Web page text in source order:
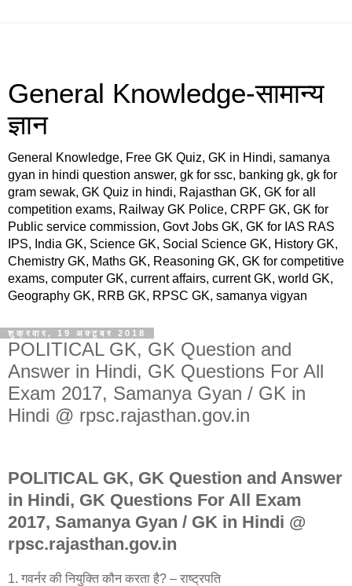
General Knowledge-सामान्य
ज्ञान
General Knowledge, Free GK Quiz, GK in Hindi, samanya
gyan in hindi question answer, gk for ssc, banking gk, gk for
gram sewak, GK Quiz in hindi, Rajasthan GK, GK for all
competition exams, Railway GK Police, CRPF GK, GK for
Public service commission, Govt Jobs GK, GK for IAS RAS
IPS, India GK, Science GK, Social Science GK, History GK,
Chemistry GK, Maths GK, Reasoning GK, GK for competitive
exams, computer GK, current affairs, current GK, world GK,
Geography GK, RRB GK, RPSC GK, samanya vigyan
शुक्रवार, 19 अक्टूबर 2018
POLITICAL GK, GK Question and
Answer in Hindi, GK Questions For All
Exam 2017, Samanya Gyan / GK in
Hindi @ rpsc.rajasthan.gov.in
POLITICAL GK, GK Question and Answer
in Hindi, GK Questions For All Exam
2017, Samanya Gyan / GK in Hindi @
rpsc.rajasthan.gov.in
1. गवर्नर की नियुक्ति कौन करता है? – राष्ट्रपति